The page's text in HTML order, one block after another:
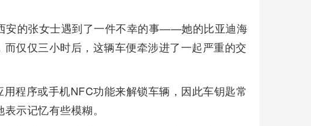
安的张女士遇到了一件不幸的事——她的比亚迪海
仅仅三小时后，这辆车便牵涉进了一起严重的交
程序或手机NFC功能来解锁车辆，因此车钥匙常
示记忆有些模糊。